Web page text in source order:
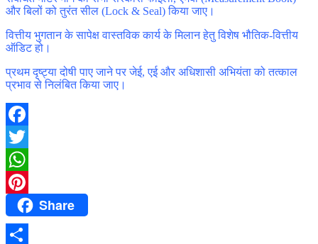
और बिलों को तुरंत सील (Lock & Seal) किया जाए।
​वित्तीय भुगतान के सापेक्ष वास्तविक कार्य के मिलान हेतु विशेष भौतिक-वित्तीय
ऑडिट हो।
​प्रथम दृष्ट्या दोषी पाए जाने पर जेई, एई और अधिशासी अभियंता को तत्काल
प्रभाव से निलंबित किया जाए।
Facebook
Twitter
WhatsApp
PinterestShare